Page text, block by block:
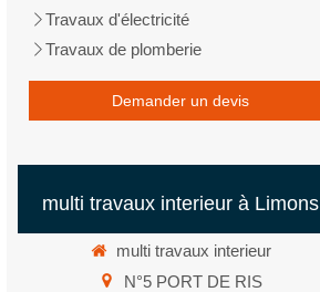
Travaux d'électricité
Travaux de plomberie
Demander un devis
multi travaux interieur à Limons
multi travaux interieur
N°5 PORT DE RIS